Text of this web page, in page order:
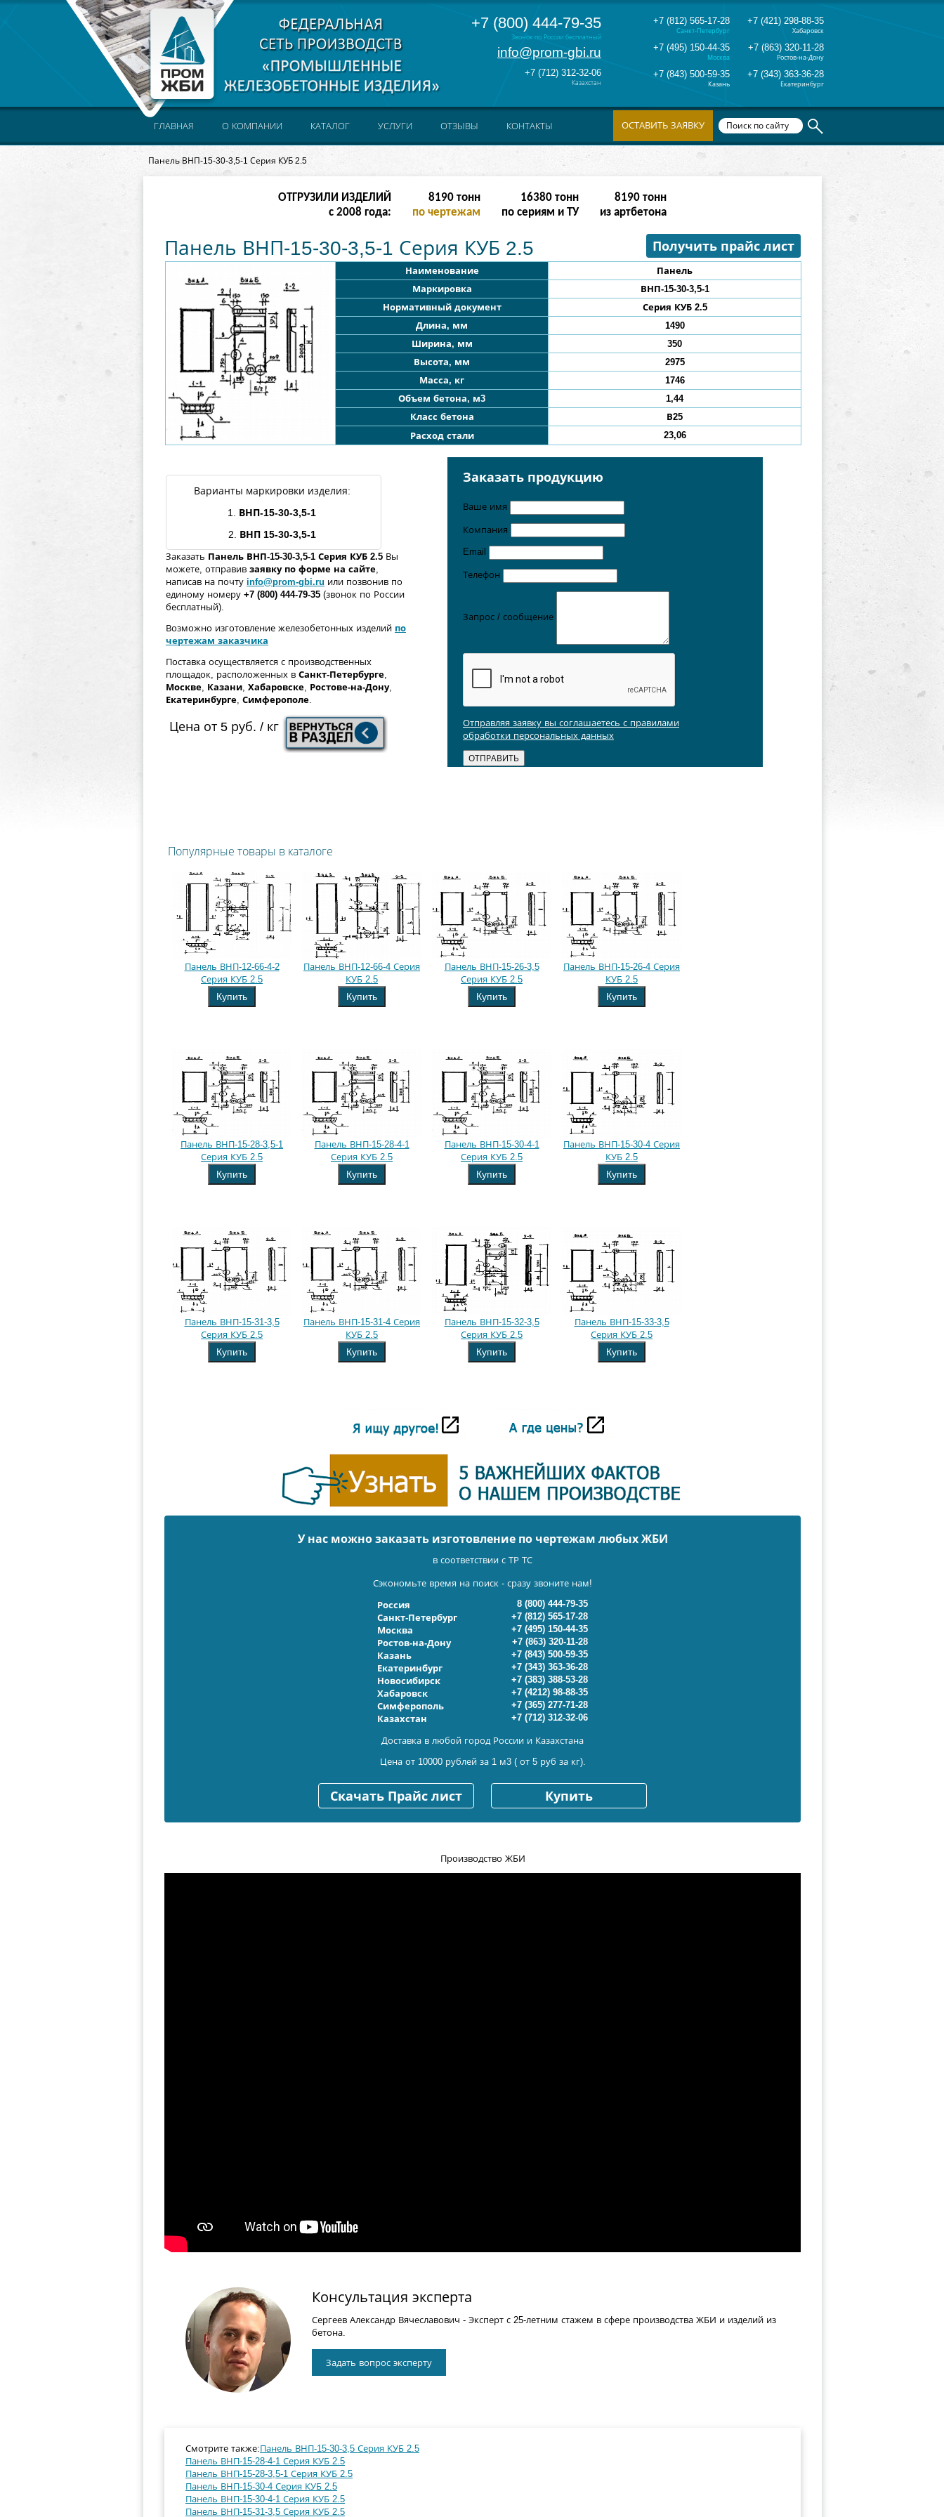
+7 (800) 444-79-35
Звонок по России бесплатный
info@prom-gbi.ru
+7 (712) 312-32-06
Казахстан
+7 (812) 565-17-28
Санкт-Петербург
+7 (421) 298-88-35
Хабаровск
+7 (495) 150-44-35
Москва
+7 (863) 320-11-28
Ростов-на-Дону
+7 (843) 500-59-35
Казань
+7 (343) 363-36-28
Екатеринбург
Панель ВНП-15-30-3,5-1 Серия КУБ 2.5
ГЛАВНАЯ О КОМПАНИИ КАТАЛОГ УСЛУГИ ОТЗЫВЫ КОНТАКТЫ ОСТАВИТЬ ЗАЯВКУ
ОТГРУЗИЛИ ИЗДЕЛИЙ
с 2008 года:
16382тонн
по чертежам
32764тонн
по сериям и ТУ
16382тонн
из артбетона
Получить прайс лист
Панель ВНП-15-30-3,5-1 Серия КУБ 2.5
Наименование
Панель
Маркировка
ВНП-15-30-3,5-1
Нормативный документ
Серия КУБ 2.5
Длина, мм
1490
Ширина, мм
350
Высота, мм
2975
Масса, кг
1746
Объем бетона, м3
1,44
Класс бетона
В25
Расход стали
23,06
Варианты маркировки изделия:
1. ВНП-15-30-3,5-1
2.
ВНП 15-30-3,5-1
Заказать Панель ВНП-15-30-3,5-1 Серия КУБ 2.5 Вы
можете, отправив заявку по форме на сайте,
написав на почту info@prom-gbi.ru или позвонив по
единому номеру +7 (800) 444-79-35 (звонок по России
бесплатный).
Возможно изготовление железобетонных изделий по
чертежам заказчика
Поставка осуществляется с производственных
площадок, расположенных в Санкт-Петербурге,
Москве, Казани, Хабаровске, Ростове-на-Дону,
Екатеринбурге, Симферополе.
Цена от 5 руб. / кг
Заказать продукцию
Ваше имя
Компания
Email
Телефон
Запрос / сообщение
Отправляя заявку вы соглашаетесь с правилами
обработки персональных данных
Популярные товары в каталоге
Панель ВНП-12-66-4-2
Серия КУБ 2.5
Купить
Панель ВНП-12-66-4 Серия
КУБ 2.5
Купить
Панель ВНП-15-26-3,5
Серия КУБ 2.5
Купить
Панель ВНП-15-26-4 Серия
КУБ 2.5
Купить
Панель ВНП-15-28-3,5-1
Серия КУБ 2.5
Купить
Панель ВНП-15-28-4-1
Серия КУБ 2.5
Купить
Панель ВНП-15-30-4-1
Серия КУБ 2.5
Купить
Панель ВНП-15-30-4 Серия
КУБ 2.5
Купить
Панель ВНП-15-31-3,5
Серия КУБ 2.5
Купить
Панель ВНП-15-31-4 Серия
КУБ 2.5
Купить
Панель ВНП-15-32-3,5
Серия КУБ 2.5
Купить
Панель ВНП-15-33-3,5
Серия КУБ 2.5
Купить
У нас можно заказать изготовление по чертежам любых ЖБИ
в соответствии с ТР ТС
Сэкономьте время на поиск - сразу звоните нам!
Россия
8 (800) 444-79-35
Санкт-Петербург
+7 (812) 565-17-28
Москва
+7 (495) 150-44-35
Ростов-на-Дону
+7 (863) 320-11-28
Казань
+7 (843) 500-59-35
Екатеринбург
+7 (343) 363-36-28
Новосибирск
+7 (383) 388-53-28
Хабаровск
+7 (4212) 98-88-35
Симферополь
+7 (365) 277-71-28
Казахстан
+7 (712) 312-32-06
Доставка в любой город России и Казахстана
Цена от 10000 рублей за 1 м3 ( от 5 руб за кг).
Скачать Прайс лист Купить
Производство ЖБИ
Консультация эксперта
Сергеев Александр Вячеславович - Эксперт с 25-летним стажем в сфере производства ЖБИ и изделий из
бетона.
Задать вопрос эксперту
Смотрите также:Панель ВНП-15-30-3,5 Серия КУБ 2.5
Панель ВНП-15-28-4-1 Серия КУБ 2.5
Панель ВНП-15-28-3,5-1 Серия КУБ 2.5
Панель ВНП-15-30-4 Серия КУБ 2.5
Панель ВНП-15-30-4-1 Серия КУБ 2.5
Панель ВНП-15-31-3,5 Серия КУБ 2.5